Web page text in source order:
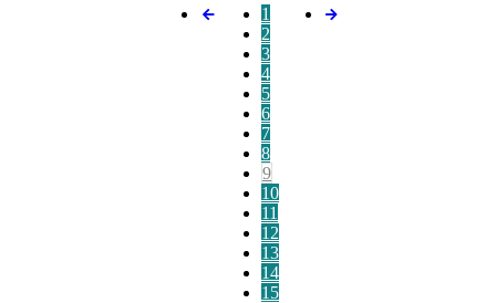
1
2
3
4
5
6
7
8
9
10
11
12
13
14
15